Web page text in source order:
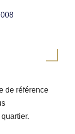
de référence